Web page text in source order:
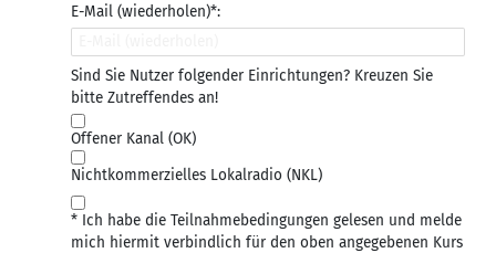
E-Mail (wiederholen)*:
Sind Sie Nutzer folgender Einrichtungen? Kreuzen Sie
bitte Zutreffendes an!
Offener Kanal (OK)
Nichtkommerzielles Lokalradio (NKL)
* Ich habe die Teilnahmebedingungen gelesen und melde
mich hiermit verbindlich für den oben angegebenen Kurs